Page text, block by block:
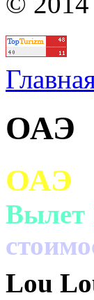
ОАЭ
ОАЭ
Вылет
Lou